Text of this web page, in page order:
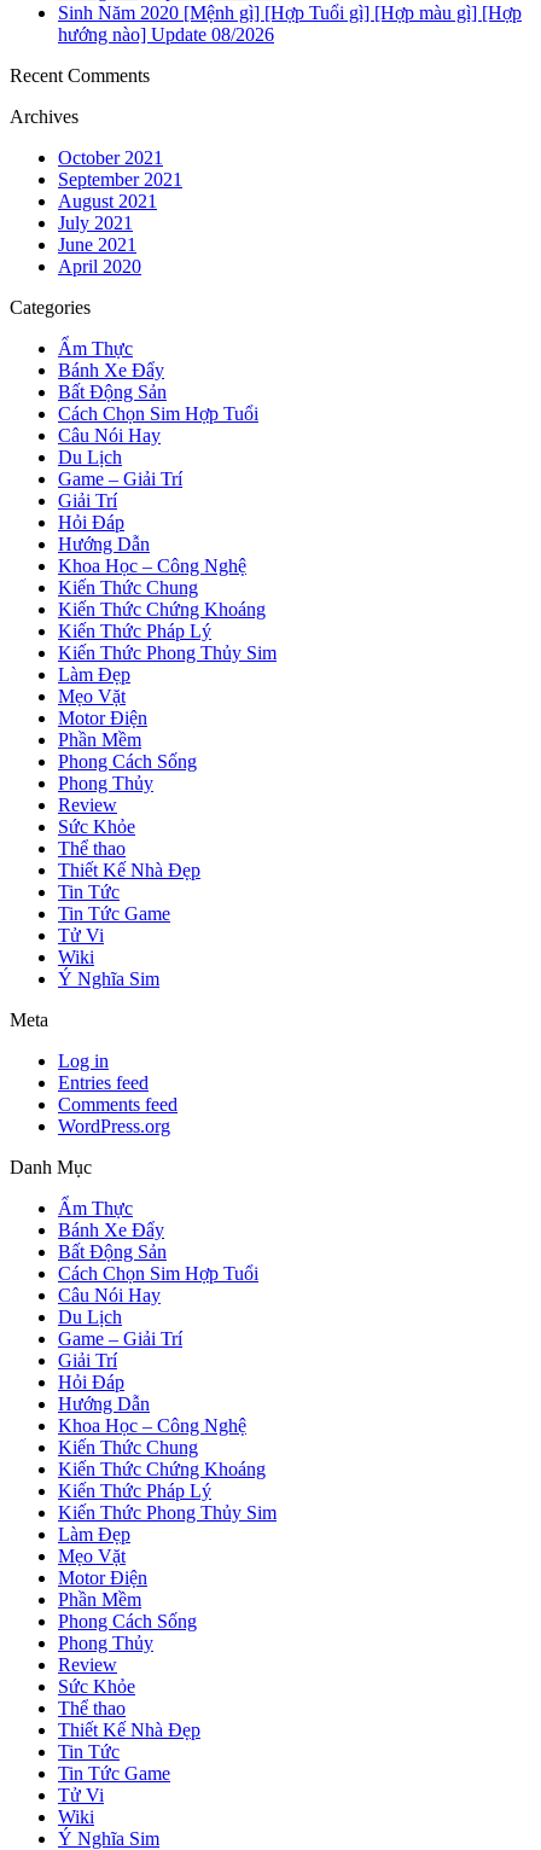
Sinh Năm 2020 [Mệnh gì] [Hợp Tuổi gì] [Hợp màu gì] [Hợp
hướng nào] Update 08/2026
Recent Comments
Archives
October 2021
September 2021
August 2021
July 2021
June 2021
April 2020
Categories
Ẩm Thực
Bánh Xe Đẩy
Bất Động Sản
Cách Chọn Sim Hợp Tuổi
Câu Nói Hay
Du Lịch
Game – Giải Trí
Giải Trí
Hỏi Đáp
Hướng Dẫn
Khoa Học – Công Nghệ
Kiến Thức Chung
Kiến Thức Chứng Khoáng
Kiến Thức Pháp Lý
Kiến Thức Phong Thủy Sim
Làm Đẹp
Mẹo Vặt
Motor Điện
Phần Mềm
Phong Cách Sống
Phong Thủy
Review
Sức Khỏe
Thể thao
Thiết Kế Nhà Đẹp
Tin Tức
Tin Tức Game
Tử Vi
Wiki
Ý Nghĩa Sim
Meta
Log in
Entries feed
Comments feed
WordPress.org
Danh Mục
Ẩm Thực
Bánh Xe Đẩy
Bất Động Sản
Cách Chọn Sim Hợp Tuổi
Câu Nói Hay
Du Lịch
Game – Giải Trí
Giải Trí
Hỏi Đáp
Hướng Dẫn
Khoa Học – Công Nghệ
Kiến Thức Chung
Kiến Thức Chứng Khoáng
Kiến Thức Pháp Lý
Kiến Thức Phong Thủy Sim
Làm Đẹp
Mẹo Vặt
Motor Điện
Phần Mềm
Phong Cách Sống
Phong Thủy
Review
Sức Khỏe
Thể thao
Thiết Kế Nhà Đẹp
Tin Tức
Tin Tức Game
Tử Vi
Wiki
Ý Nghĩa Sim